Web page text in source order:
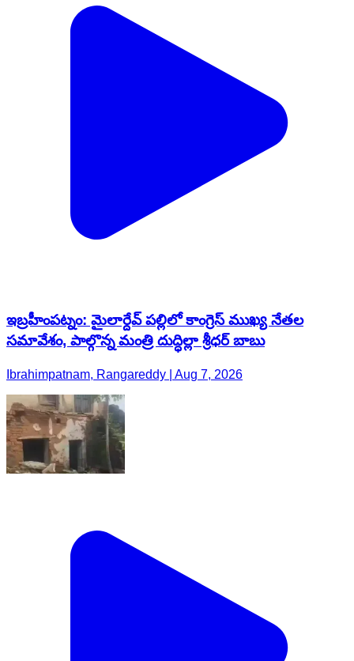
ఇబ్రహీంపట్నం: మైలార్దేవ్ పల్లిలో కాంగ్రెస్ ముఖ్య నేతల
సమావేశం, పాల్గొన్న మంత్రి దుద్ధిల్లా శ్రీధర్ బాబు
Ibrahimpatnam, Rangareddy | Aug 7, 2026